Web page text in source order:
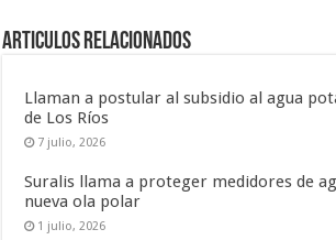
o
k
r
Articulos Relacionados
Llaman a postular al subsidio al agua
de Los Ríos
7 julio, 2026
Suralis llama a proteger medidores de
nueva ola polar
1 julio, 2026